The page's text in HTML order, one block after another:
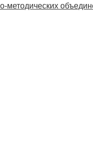
методических